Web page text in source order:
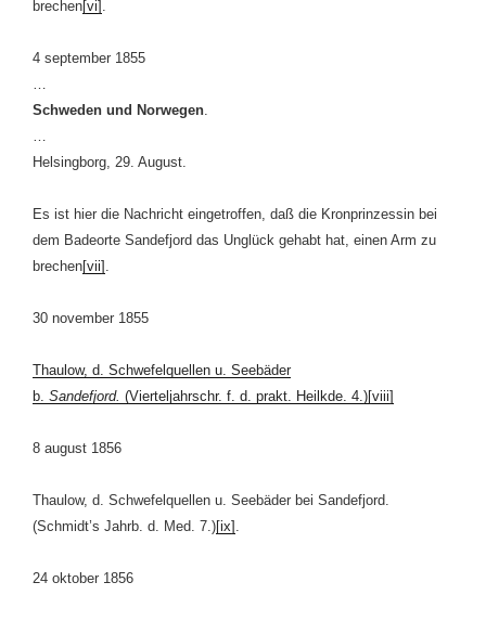
brechen[vi] .
4 september 1855
…
Schweden und Norwegen.
…
Helsingborg, 29. August.
Es ist hier die Nachricht eingetroffen, daß die Kronprinzessin bei
dem Badeorte Sandefjord das Unglück gehabt hat, einen Arm zu
brechen[vii] .
30 november 1855
Thaulow, d. Schwefelquellen u. Seebäder
b. Sandefjord. (Vierteljahrschr. f. d. prakt. Heilkde. 4.)[viii]
8 august 1856
Thaulow, d. Schwefelquellen u. Seebäder bei Sandefjord.
(Schmidt’s Jahrb. d. Med. 7.)[ix] .
24 oktober 1856